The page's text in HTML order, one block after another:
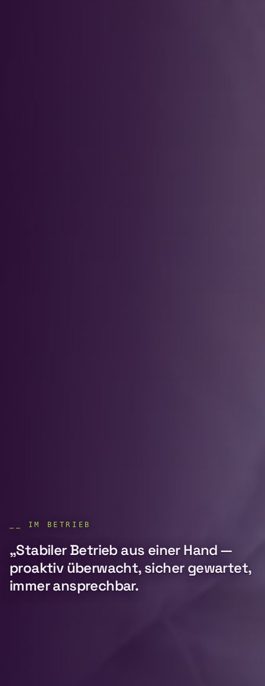
IM BETRIEB
„Stabiler Betrieb aus einer Hand —
proaktiv überwacht, sicher gewartet,
immer ansprechbar.